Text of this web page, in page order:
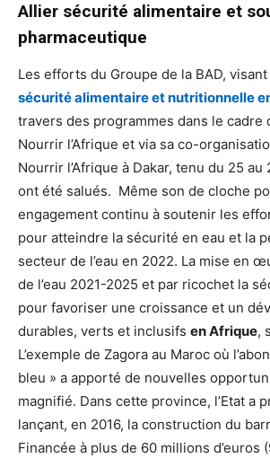
Allier sécurité alimentaire et
pharmaceutique
Les efforts du Groupe de la BAD,
sécurité alimentaire et nutritionnelle
travers des programmes dans le cadre
Nourrir l’Afrique et via sa co-
Nourrir l’Afrique à Dakar, tenu du 25
ont été salués. Même son de cloche
engagement continu à soutenir les
pour atteindre la sécurité en eau et la
secteur de l’eau en 2022. La mise en
de l’eau 2021-2025 et par ricochet la
pour favoriser une croissance et un
durables, verts et inclusifs en Afrique,
L’exemple de Zagora au Maroc où
bleu » a apporté de nouvelles
magnifié. Dans cette province, l’Etat a
lançant, en 2016, la construction du
Financée à plus de 60 millions d’euros